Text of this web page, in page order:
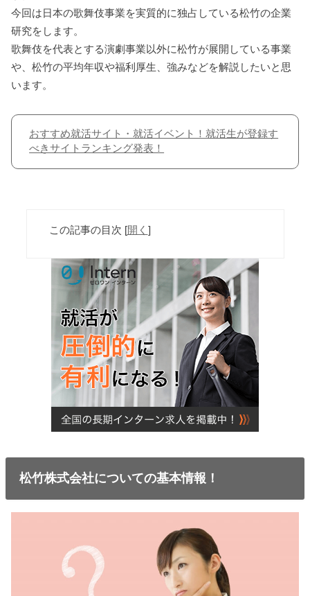
今回は日本の歌舞伎事業を実質的に独占している松竹の企業
研究をします。
歌舞伎を代表とする演劇事業以外に松竹が展開している事業
や、松竹の平均年収や福利厚生、強みなどを解説したいと思
います。
おすすめ就活サイト・就活イベント！就活生が登録す
べきサイトランキング発表！
この記事の目次 [開く ]
松竹株式会社についての基本情報！